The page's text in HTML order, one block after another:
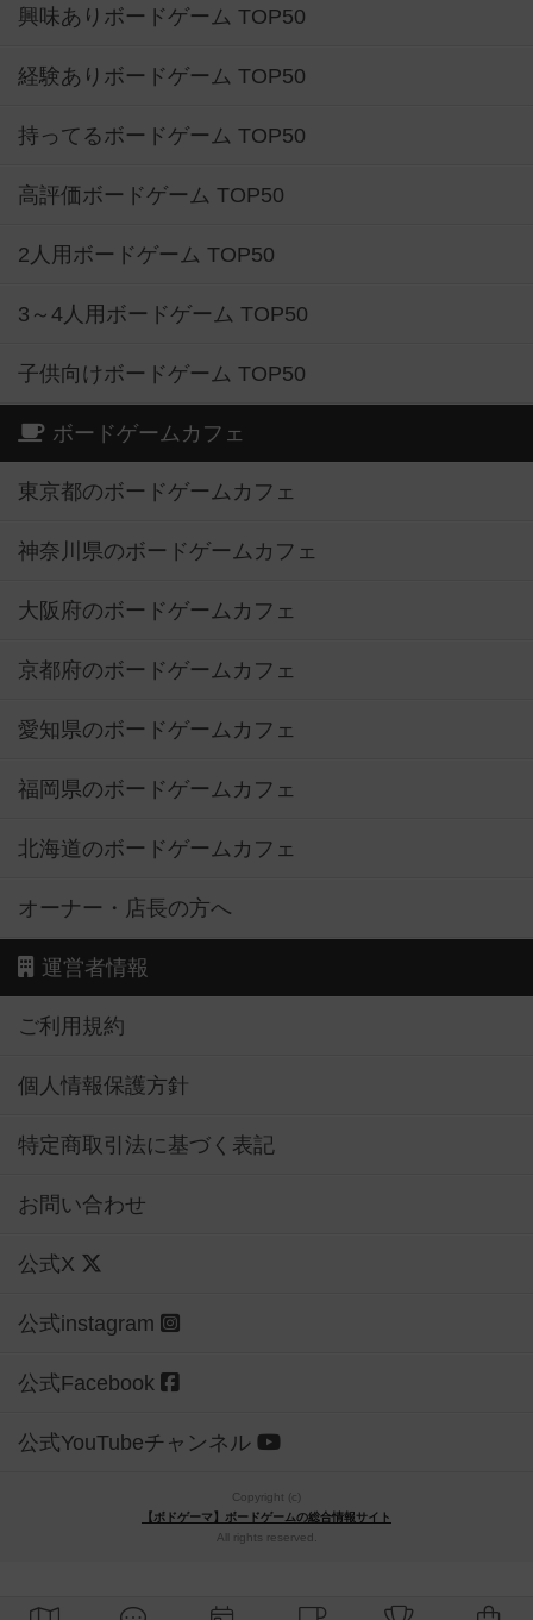
興味ありボードゲーム TOP50
経験ありボードゲーム TOP50
持ってるボードゲーム TOP50
高評価ボードゲーム TOP50
2人用ボードゲーム TOP50
3～4人用ボードゲーム TOP50
子供向けボードゲーム TOP50
ボードゲームカフェ
東京都のボードゲームカフェ
神奈川県のボードゲームカフェ
大阪府のボードゲームカフェ
京都府のボードゲームカフェ
愛知県のボードゲームカフェ
福岡県のボードゲームカフェ
北海道のボードゲームカフェ
オーナー・店長の方へ
運営者情報
ご利用規約
個人情報保護方針
特定商取引法に基づく表記
お問い合わせ
公式X
公式instagram
公式Facebook
公式YouTubeチャンネル
Copyright (c)
【ボドゲーマ】ボードゲームの総合情報サイト
All rights reserved.